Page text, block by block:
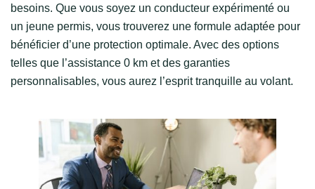
besoins. Que vous soyez un conducteur expérimenté ou
un jeune permis, vous trouverez une formule adaptée pour
bénéficier d’une protection optimale. Avec des options
telles que l’assistance 0 km et des garanties
personnalisables, vous aurez l’esprit tranquille au volant.